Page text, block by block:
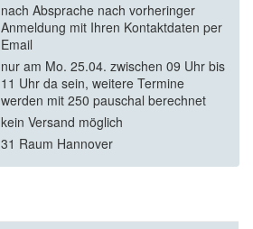
nach Absprache nach vorheringer
Anmeldung mit Ihren Kontaktdaten per
Email
nur am Mo. 25.04. zwischen 09 Uhr bis
11 Uhr da sein, weitere Termine
werden mit 250 pauschal berechnet
kein Versand möglich
31 Raum Hannover